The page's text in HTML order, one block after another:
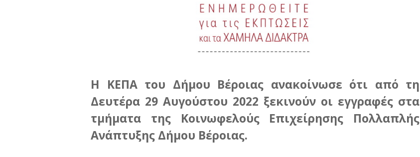
Η ΚΕΠΑ του Δήμου Βέροιας ανακοίνωσε ότι από τη
Δευτέρα 29 Αυγούστου 2022 ξεκινούν οι εγγραφές στα
τμήματα της Κοινωφελούς Επιχείρησης Πολλαπλής
Ανάπτυξης Δήμου Βέροιας.